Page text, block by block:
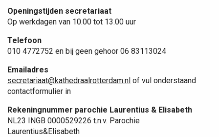
Openingstijden secretariaat
Op werkdagen van 10.00 tot 13.00 uur
Telefoon
010 4772752 en bij geen gehoor 06 83113024
Emailadres
secretariaat@kathedraalrotterdam.nl of vul onderstaand
contactformulier in
Rekeningnummer parochie Laurentius & Elisabeth
NL23 INGB 0000529226 t.n.v. Parochie
Laurentius&Elisabeth